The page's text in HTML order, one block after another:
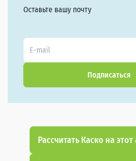
Оставьте вашу почту
Подписаться
Рассчитать Каско на